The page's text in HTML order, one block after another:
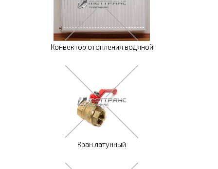
Конвектор отопления водяной
Кран латунный